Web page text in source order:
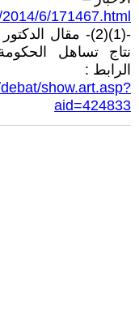
6/171467.html
-(1)(2)- مقال
نتاج تساهل
الرابط :
show.art.asp?
aid=424833